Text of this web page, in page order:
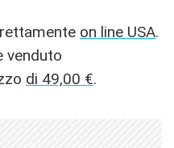
on line USA.
venduto
di 49,00 €.